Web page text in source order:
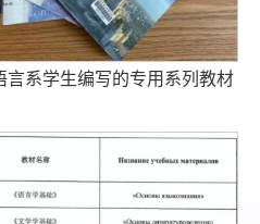
言系学生编写的专用系列教材